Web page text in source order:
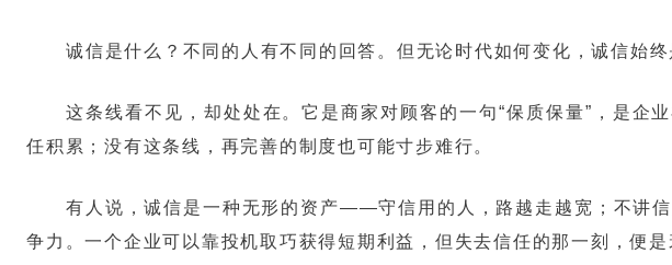
诚信是什么？不同的人有不同的回答。但无论时代如何变化，诚信始
这条线看不见，却处处在。它是商家对顾客的一句“保质保量”，是企
任积累；没有这条线，再完善的制度也可能寸步难行。
有人说，诚信是一种无形的资产——守信用的人，路越走越宽；不讲
争力。一个企业可以靠投机取巧获得短期利益，但失去信任的那一刻，便